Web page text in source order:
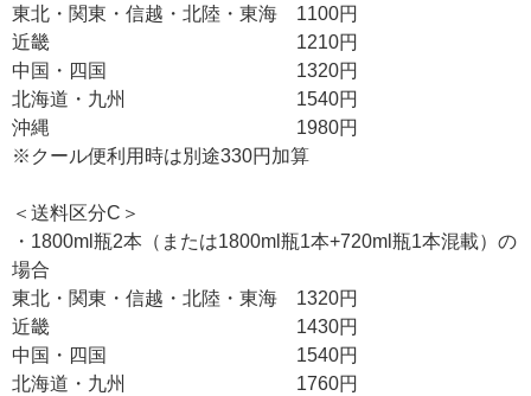
東北・関東・信越・北陸・東海 1100円
近畿 1210円
中国・四国 1320円
北海道・九州 1540円
沖縄 1980円
※クール便利用時は別途330円加算
＜送料区分C＞
・1800ml瓶2本（または1800ml瓶1本+720ml瓶1本混載）の
場合
東北・関東・信越・北陸・東海 1320円
近畿 1430円
中国・四国 1540円
北海道・九州 1760円